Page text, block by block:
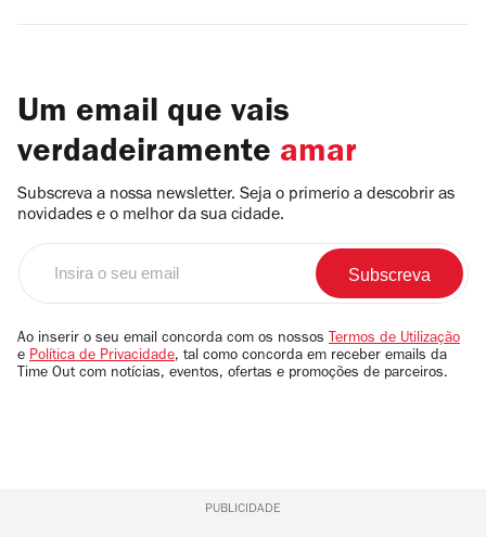
Um email que vais
verdadeiramente amar
Subscreva a nossa newsletter. Seja o primerio a descobrir as
novidades e o melhor da sua cidade.
email
Ao inserir o seu email concorda com os nossos Termos de Utilização
e Política de Privacidade, tal como concorda em receber emails da
Time Out com notícias, eventos, ofertas e promoções de parceiros.
PUBLICIDADE